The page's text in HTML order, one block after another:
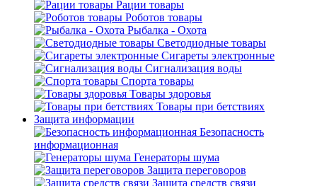
Рации товары
Роботов товары
Рыбалка - Охота
Светодиодные товары
Сигареты электронные
Сигнализация воды
Спорта товары
Товары здоровья
Товары при бетствиях
Защита информации
Безопасность
информационная
Генераторы шума
Защита переговоров
Защита средств связи